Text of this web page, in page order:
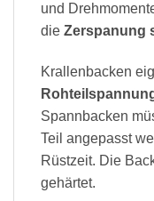
und
die Zerspanung
Krallenbacken
Spannbacken
Teil angepasst
Rüstzeit. Die
gehärtet.